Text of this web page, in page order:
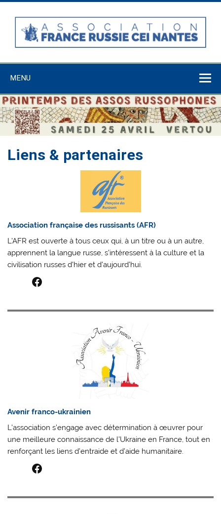
Skip
content
France-Russie-
CEI Nantes
MENU
Liens & partenaires
Association française des russisants (AFR)
L’AFR est ouverte à tous ceux qui, à un titre ou à un autre,
apprennent la langue russe, s’intéressent à la culture et la
civilisation russes d’hier et d’aujourd’hui.
Facebook
Avenir franco-ukrainien
L’association s’engage avec détermination à œuvrer pour
une meilleure connaissance de l’Ukraine en France, tout en
renforçant les liens d’entraide et d’aide humanitaire.
Facebook